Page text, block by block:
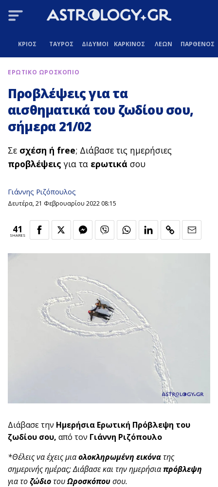
ΚΡΙΟΣ ΤΑΥΡΟΣ ΔΙΔΥΜΟΙ ΚΑΡΚΙΝΟΣ ΛΕΩΝ ΠΑΡΘΕΝΟΣ
ΕΡΩΤΙΚΟ ΩΡΟΣΚΟΠΙΟ
Προβλέψεις για τα
αισθηματικά του ζωδίου σου,
σήμερα 21/02
Σε σχέση ή free; Διάβασε τις ημερήσιες
προβλέψεις για τα ερωτικά σου
Γιάννης Ριζόπουλος
Δευτέρα, 21 Φεβρουαρίου 2022 08:15
41
SHARES
Διάβασε την Ημερήσια Ερωτική Πρόβλεψη του
ζωδίου σου, από τον Γιάννη Ριζόπουλο
*Θέλεις να έχεις μιαολοκληρωμένη εικόνατης
σημερινής ημέρας; Διάβασε και την ημερήσιαπρόβλεψη
για τοζώδιοτουΩροσκόπουσου.